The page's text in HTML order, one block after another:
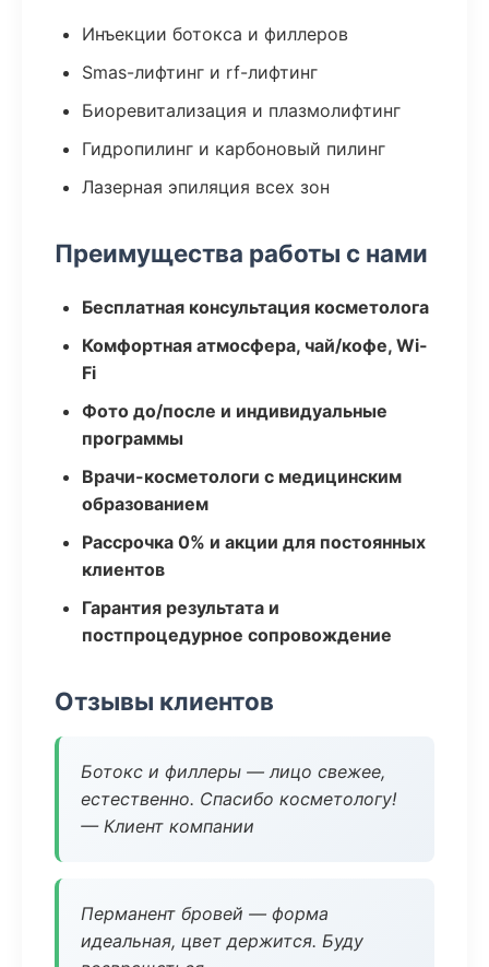
Инъекции ботокса и филлеров
Smas-лифтинг и rf-лифтинг
Биоревитализация и плазмолифтинг
Гидропилинг и карбоновый пилинг
Лазерная эпиляция всех зон
Преимущества работы с нами
Бесплатная консультация косметолога
Комфортная атмосфера, чай/кофе, Wi-
Fi
Фото до/после и индивидуальные
программы
Врачи-косметологи с медицинским
образованием
Рассрочка 0% и акции для постоянных
клиентов
Гарантия результата и
постпроцедурное сопровождение
Отзывы клиентов
Ботокс и филлеры — лицо свежее,
естественно. Спасибо косметологу!
— Клиент компании
Перманент бровей — форма
идеальная, цвет держится. Буду